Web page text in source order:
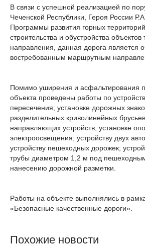
В связи с успешной реализацией по
Чеченской Республики, Героя России
Программы развития горных
строительства и обустройства объектов
направления, данная дорога является
востребованным маршрутным
Помимо уширения и асфальтирования
объекта проведены работы по
пересечения; установке дорожных
разделительных криволинейных
направляющих устройств; установке
электроосвещения; устройству двух
устройству пешеходных дорожек;
трубы диаметром 1,2 м под
нанесению дорожной разметки.
Работы на объекте выполнялись в
«Безопасные качественные дороги».
Похожие новости